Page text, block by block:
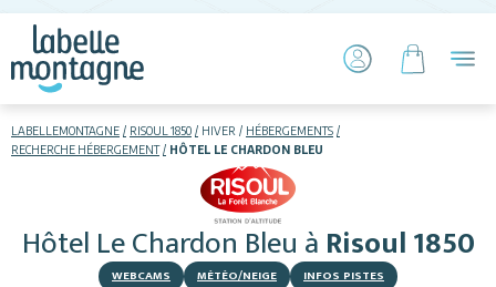
LABELLEMONTAGNE RISOUL 1850 HIVER
HÉBERGEMENTS
RECHERCHE HÉBERGEMENT
HÔTEL LE CHARDON BLEU
Hôtel Le Chardon Bleu à Risoul 1850
WEBCAMS MÉTÉO/NEIGE INFOS PISTES
Skier